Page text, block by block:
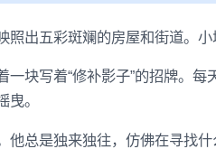
出五彩斑斓的房屋和街道。
一块写着“修补影子”的招牌。
。
总是独来独往，仿佛在寻找